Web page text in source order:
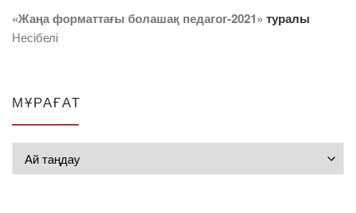
«Жаңа форматтағы болашақ педагог-2021» туралы
Несібелі
МҰРАҒАТ